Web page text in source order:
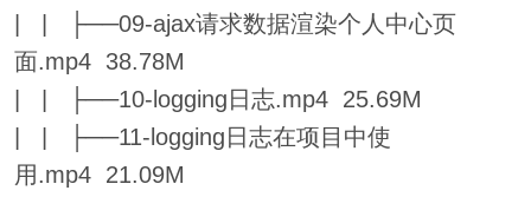
| | ├──09-ajax请求数据渲染个人中心页
面.mp4 38.78M
| | ├──10-logging日志.mp4 25.69M
| | ├──11-logging日志在项目中使
用.mp4 21.09M